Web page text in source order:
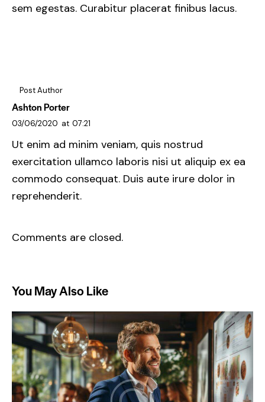
sem egestas. Curabitur placerat finibus lacus.
Post Author
Ashton Porter
03/06/2020 at 07:21
Ut enim ad minim veniam, quis nostrud
exercitation ullamco laboris nisi ut aliquip ex ea
commodo consequat. Duis aute irure dolor in
reprehenderit.
Comments are closed.
You May Also Like